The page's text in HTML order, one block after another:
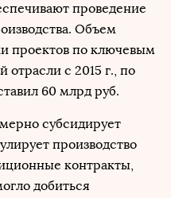
проведение
Объем
проектов по ключевым
отрасли с 2015 г., по
60 млрд руб.
субсидирует
производство
контракты,
добиться